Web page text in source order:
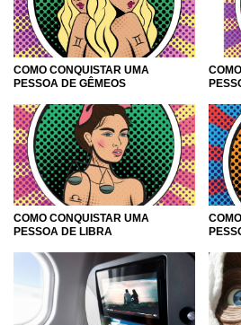
COMO CONQUISTAR UMA
PESSOA DE GÊMEOS
COMO CONQUISTAR UMA
PESSOA DE LIBRA